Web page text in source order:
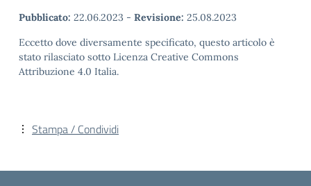
Pubblicato: 22.06.2023 - Revisione: 25.08.2023
Eccetto dove diversamente specificato, questo articolo è
stato rilasciato sotto Licenza Creative Commons
Attribuzione 4.0 Italia.
Stampa / Condividi